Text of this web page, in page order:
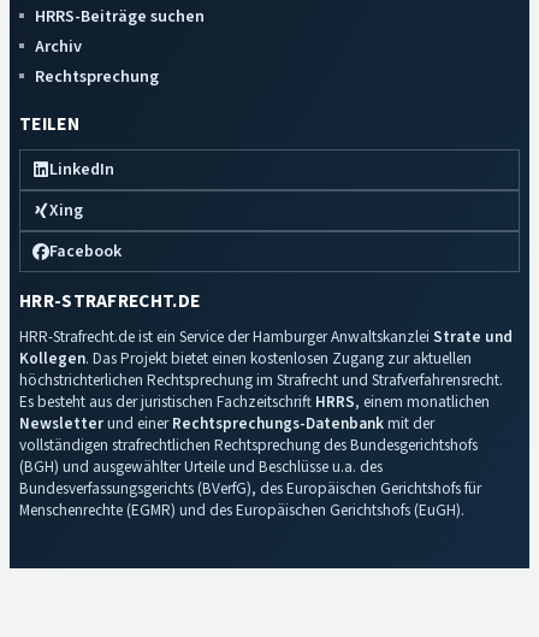
HRRS-Beiträge suchen
Archiv
Rechtsprechung
TEILEN
LinkedIn
Xing
Facebook
HRR-STRAFRECHT.DE
HRR-Strafrecht.de ist ein Service der Hamburger Anwaltskanzlei Strate und
Kollegen. Das Projekt bietet einen kostenlosen Zugang zur aktuellen
höchstrichterlichen Rechtsprechung im Strafrecht und Strafverfahrensrecht.
Es besteht aus der juristischen Fachzeitschrift HRRS, einem monatlichen
Newsletterund einerRechtsprechungs-Datenbankmit der
vollständigen strafrechtlichen Rechtsprechung des Bundesgerichtshofs
(BGH) und ausgewählter Urteile und Beschlüsse u.a. des
Bundesverfassungsgerichts (BVerfG), des Europäischen Gerichtshofs für
Menschenrechte (EGMR) und des Europäischen Gerichtshofs (EuGH).